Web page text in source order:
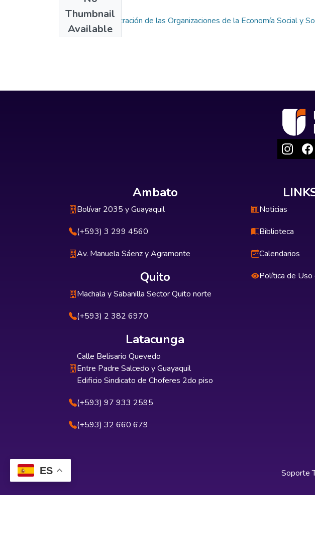
ES
Thumbnail
Available
Collections
Maestria Administración de las Organizaciones de la Economía Social y
Ambato
Bolívar 2035 y Guayaquil
(+593) 3 299 4560
Av. Manuela Sáenz y Agramonte
Quito
Machala y Sabanilla Sector Quito norte
(+593) 2 382 6970
Latacunga
Calle Belisario Quevedo
Entre Padre Salcedo y Guayaquil
Edificio Sindicato de Choferes 2do piso
(+593) 97 933 2595
(+593) 32 660 679
Noticias
Biblioteca
Calendarios
Política de
Soporte